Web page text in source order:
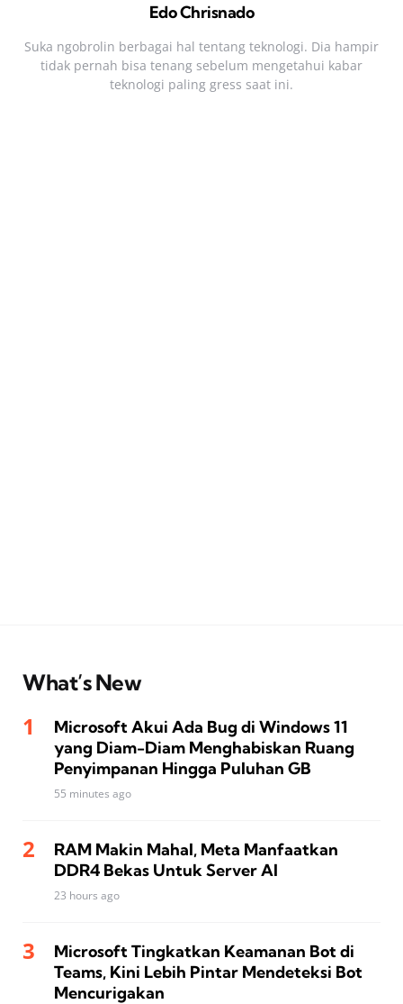
Edo Chrisnado
Suka ngobrolin berbagai hal tentang teknologi. Dia hampir
tidak pernah bisa tenang sebelum mengetahui kabar
teknologi paling gress saat ini.
What’s New
Microsoft Akui Ada Bug di Windows 11
yang Diam-Diam Menghabiskan Ruang
Penyimpanan Hingga Puluhan GB
55 minutes ago
RAM Makin Mahal, Meta Manfaatkan
DDR4 Bekas Untuk Server AI
23 hours ago
Microsoft Tingkatkan Keamanan Bot di
Teams, Kini Lebih Pintar Mendeteksi Bot
Mencurigakan